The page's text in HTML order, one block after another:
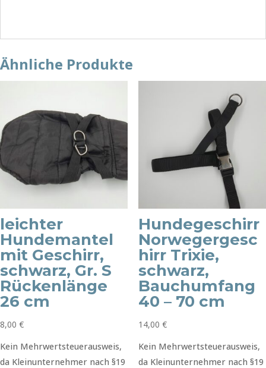
Ähnliche Produkte
leichter
Hundemantel
mit Geschirr,
schwarz, Gr. S
Rückenlänge
26 cm
8,00 €
Kein Mehrwertsteuerausweis,
da Kleinunternehmer nach §19
Hundegeschirr
Norwegergesc
hirr Trixie,
schwarz,
Bauchumfang
40 – 70 cm
14,00 €
Kein Mehrwertsteuerausweis,
da Kleinunternehmer nach §19